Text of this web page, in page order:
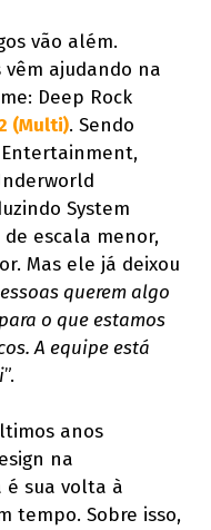
vão além.
ajudando na
Deep Rock
(Multi). Sendo
System
de escala menor,
Mas ele já deixou
querem algo
o que estamos
A equipe está
”.
anos
na
é sua volta à
tempo. Sobre isso,